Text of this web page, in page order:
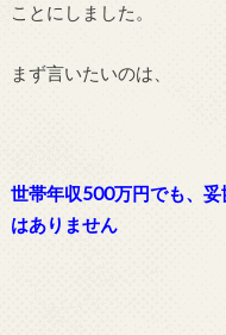
ことにしました。
まず言いたいのは、
世帯年収500万円でも、
はありません